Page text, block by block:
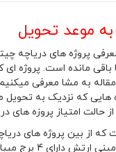
موعد تحویل
شده و مقصود ما معرفی پروژه
به مشا معرفی
هایی که نزدیک به
امتیاز پروزه های
که از بین پروژه های